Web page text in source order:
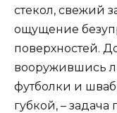
стекол, свежий
ощущение
поверхностей.
вооружившись
футболки и
губкой, –